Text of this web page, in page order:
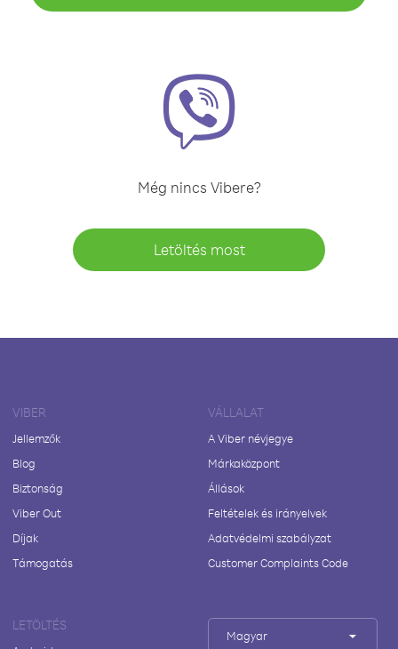
Még nincs Vibere?
Letöltés most
VIBER
Jellemzők
Blog
Biztonság
Viber Out
Díjak
Támogatás
VÁLLALAT
A Viber névjegye
Márkaközpont
Állások
Feltételek és irányelvek
Adatvédelmi szabályzat
Customer Complaints Code
LETÖLTÉS
Magyar